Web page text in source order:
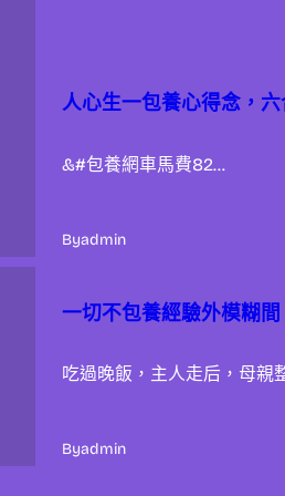
人心生一包養心得念，六
&#包養網車馬費82…
Byadmin
一切不包養經驗外模糊間
吃過晚飯，主人走后，母親
Byadmin